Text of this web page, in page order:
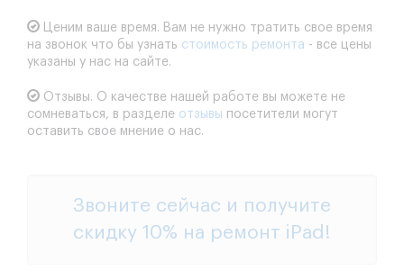
Ценим ваше время. Вам не нужно тратить свое время
на звонок что бы узнать стоимость ремонта - все цены
указаны у нас на сайте.
Отзывы. О качестве нашей работе вы можете не
сомневаться, в разделе отзывы посетители могут
оставить свое мнение о нас.
Звоните сейчас и получите
скидку 10% на ремонт iPad !